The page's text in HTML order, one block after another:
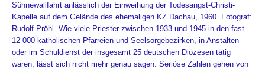
Sühnewallfahrt anlässlich der Einweihung der Todesangst-Christi-
Kapelle auf dem Gelände des ehemaligen KZ Dachau, 1960. Fotograf:
Rudolf Pröhl. Wie viele Priester zwischen 1933 und 1945 in den fast
12 000 katholischen Pfarreien und Seelsorgebezirken, in Anstalten
oder im Schuldienst der insgesamt 25 deutschen Diözesen tätig
waren, lässt sich nicht mehr genau sagen. Seriöse Zahlen gehen von